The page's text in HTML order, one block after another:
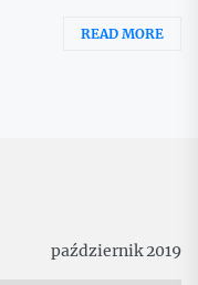
READ MORE
październik 2019